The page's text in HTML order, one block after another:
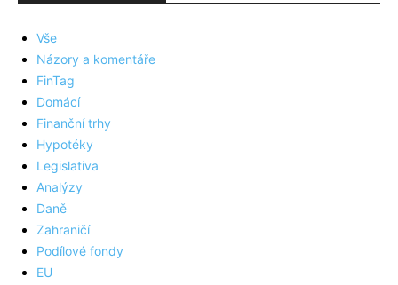
Vše
Názory a komentáře
FinTag
Domácí
Finanční trhy
Hypotéky
Legislativa
Analýzy
Daně
Zahraničí
Podílové fondy
EU